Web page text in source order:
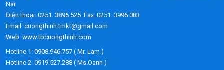
Nai
Điện thoại: 0251. 3896 525 Fax: 0251. 3996 083
Email: cuongthinh.tmkt@gmail.com
Web: www.tbcuongthinh.com
Hotline 1: 0908.946.757 ( Mr. Lam )
Hotline 2: 0919.527.288 ( Ms.Oanh )